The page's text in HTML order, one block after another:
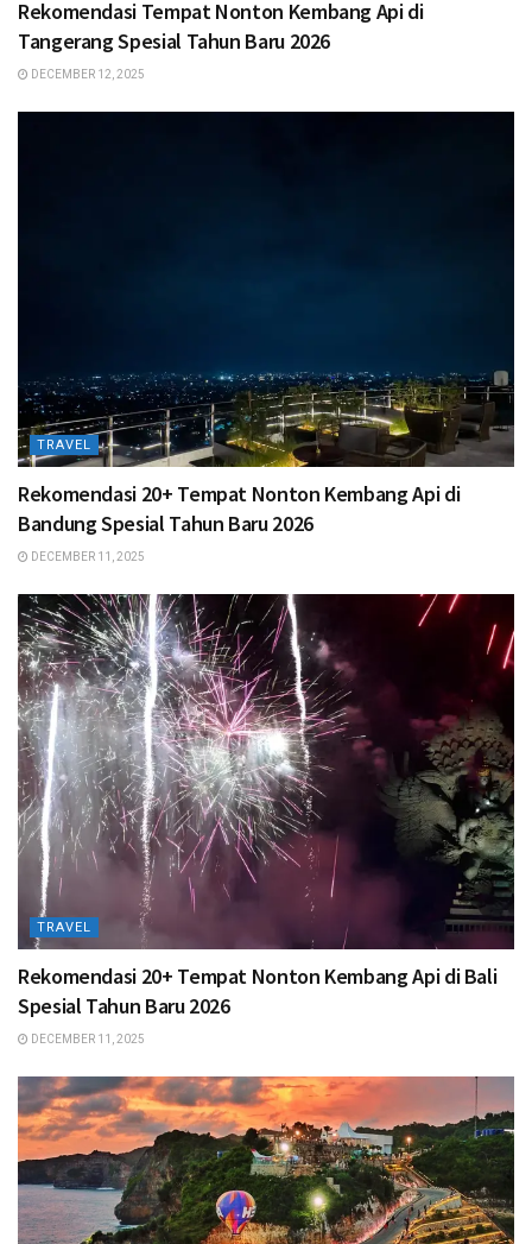
Rekomendasi Tempat Nonton Kembang Api di
Tangerang Spesial Tahun Baru 2026
DECEMBER 12, 2025
TRAVEL
Rekomendasi 20+ Tempat Nonton Kembang Api di
Bandung Spesial Tahun Baru 2026
DECEMBER 11, 2025
TRAVEL
Rekomendasi 20+ Tempat Nonton Kembang Api di Bali
Spesial Tahun Baru 2026
DECEMBER 11, 2025